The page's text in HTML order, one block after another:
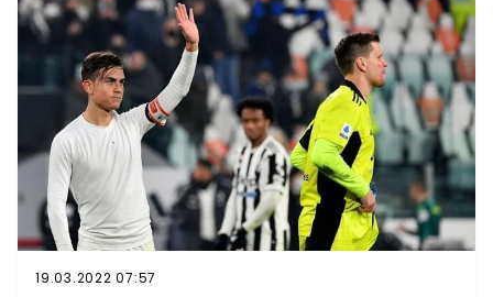
uderzeniu piłka przekroczyła linię bramkową. Dopiero
weryfikacja goal-line rozwiała wątpliwości. Szymon
Żurkowski wreszcie strzelił bramkę w Serie AJego
trafienie przesądziło o wyjazdowej wygranej 2:1 Empoli
nad Sassuolo Polak pojawił się na murawie dopiero w
80. minucieSzymon Żurkowski od sezonu 2019/20
występuje we Włoszech. AFC Fiorentina wykupiła go z
Górnika Zabrze zimą 2019 roku, ale do końca rozgrywek
pomocnik występował na boiskach PKO BP Ekstraklasy.
Polak nie mógł przebić się w barwach "Violi" więc udał
się na trwające już ponad półtora roku wypożyczenie do
Empoli, które w tym roku awansowała do Serie A. Dziś
Żurkowski strzelił wreszcie swoją pierwszą bramkę we
19.03.2022 07:57